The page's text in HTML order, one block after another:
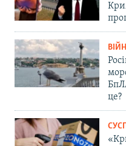
це?